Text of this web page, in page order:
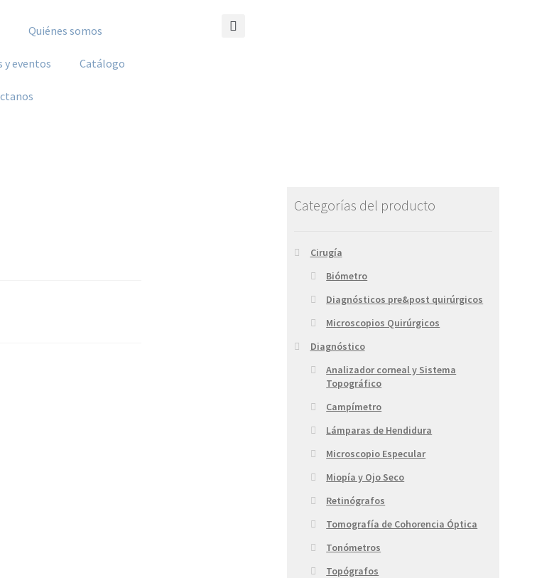
Quiénes somos
y eventos Catálogo
Categorías del producto
Cirugía
Biómetro
Diagnósticos pre&post quirúrgicos
Microscopios Quirúrgicos
Diagnóstico
Analizador corneal y Sistema
Topográfico
Campímetro
Lámparas de Hendidura
Microscopio Especular
Miopía y Ojo Seco
Retinógrafos
Tomografía de Cohorencia Óptica
Tonómetros
Topógrafos